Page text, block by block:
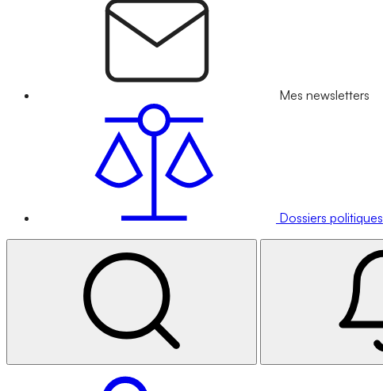
Mes newsletters
Dossiers politiques